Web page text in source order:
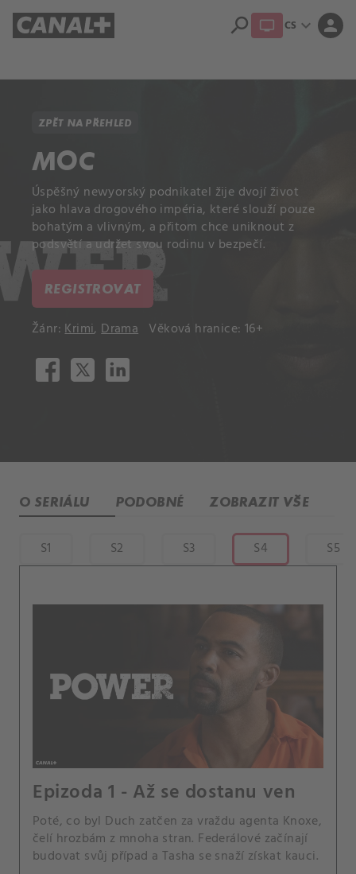
search CS expand_more person
ZPĚT NA PŘEHLED
MOC
Úspěšný newyorský podnikatel žije dvojí život
jako hlava drogového impéria, které slouží pouze
bohatým a vlivným, a přitom chce uniknout z
podsvětí a udržet svou rodinu v bezpečí.
REGISTROVAT
Žánr:Krimi,Drama Věková hranice: 16+
O SERIÁLU PODOBNÉ ZOBRAZIT VŠE
S1 S2 S3 S4 S5
Epizoda 1 - Až se dostanu ven
Poté, co byl Duch zatčen za vraždu agenta Knoxe,
čelí hrozbám z mnoha stran. Federálové začínají
budovat svůj případ a Tasha se snaží získat kauci.